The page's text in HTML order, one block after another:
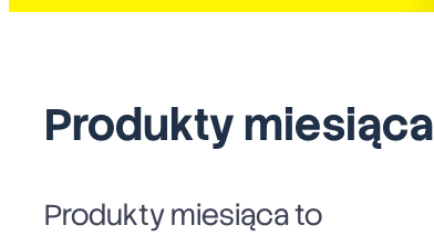
Produkty miesiąca
Produkty miesiąca to